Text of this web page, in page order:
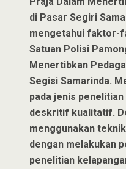
di Pasar Segiri
mengetahui faktor-
Satuan Polisi
Menertibkan
Segisi Samarinda.
pada jenis
deskritif kualitatif.
menggunakan
dengan melakukan
penelitian